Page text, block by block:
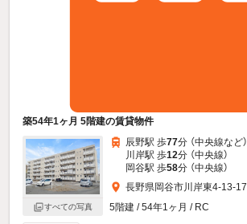
築54年1ヶ月 5階建の賃貸物件
すべての写真
辰野駅 歩77分 （中央線など）
川岸駅 歩12分 （中央線）
岡谷駅 歩58分 （中央線）
長野県岡谷市川岸東4-13-17
5階建 / 54年1ヶ月 / RC